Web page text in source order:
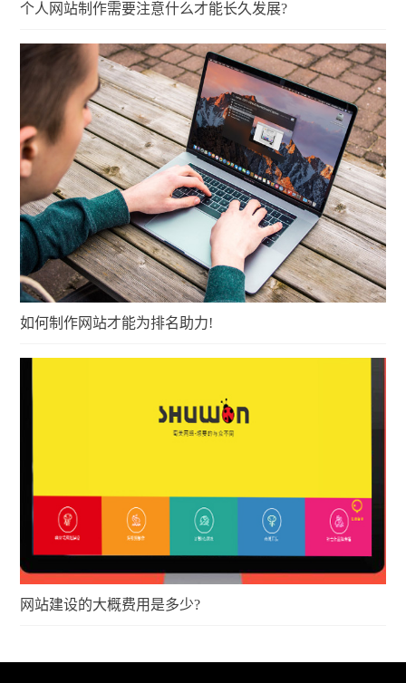
个人网站制作需要注意什么才能长久发展?
如何制作网站才能为排名助力!
网站建设的大概费用是多少?